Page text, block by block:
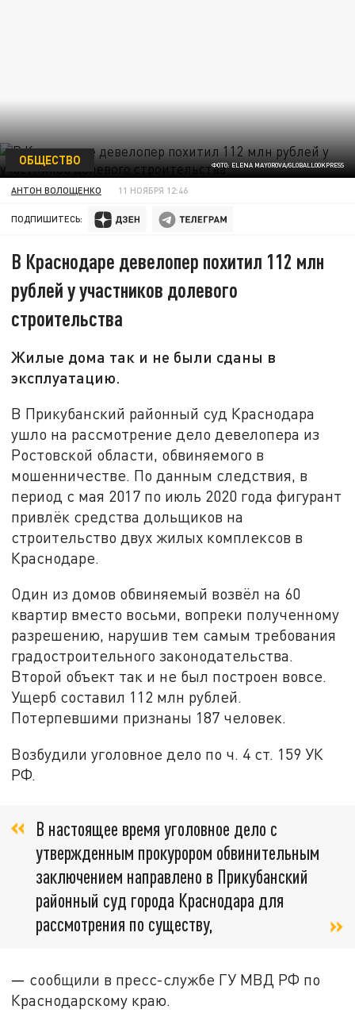
ФОТО: ELENA MAYOROVA/GLOBALLOOKPRESS
ОБЩЕСТВО
АНТОН ВОЛОЩЕНКО 11 НОЯБРЯ 12:46
ПОДПИШИТЕСЬ:
В Краснодаре девелопер похитил 112 млн
рублей у участников долевого
строительства
Жилые дома так и не были сданы в
эксплуатацию.
В Прикубанский районный суд Краснодара
ушло на рассмотрение дело девелопера из
Ростовской области, обвиняемого в
мошенничестве. По данным следствия, в
период с мая 2017 по июль 2020 года фигурант
привлёк средства дольщиков на
строительство двух жилых комплексов в
Краснодаре.
Один из домов обвиняемый возвёл на 60
квартир вместо восьми, вопреки полученному
разрешению, нарушив тем самым требования
градостроительного законодательства.
Второй объект так и не был построен вовсе.
Ущерб составил 112 млн рублей.
Потерпевшими признаны 187 человек.
Возбудили уголовное дело по ч. 4 ст. 159 УК
РФ.
В настоящее время уголовное дело с
утвержденным прокурором обвинительным
заключением направлено в Прикубанский
районный суд города Краснодара для
рассмотрения по существу,
— сообщили в пресс-службе ГУ МВД РФ по
Краснодарскому краю.